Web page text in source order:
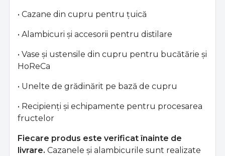
• Cazane din cupru pentru țuică
• Alambicuri și accesorii pentru distilare
• Vase și ustensile din cupru pentru bucătărie și
HoReCa
• Unelte de grădinărit pe bază de cupru
• Recipienți și echipamente pentru procesarea
fructelor
Fiecare produs este verificat înainte de
livrare. Cazanele și alambicurile sunt realizate